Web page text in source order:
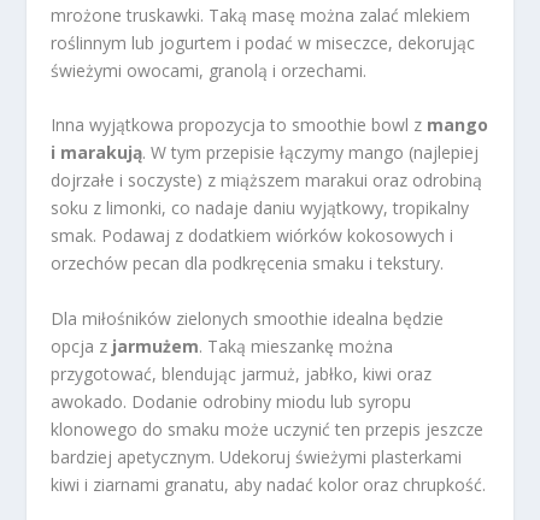
mrożone truskawki. Taką masę można zalać mlekiem
roślinnym lub jogurtem i podać w miseczce, dekorując
świeżymi owocami, granolą i orzechami.
Inna wyjątkowa propozycja to smoothie bowl z mango
i marakują. W tym przepisie łączymy mango (najlepiej
dojrzałe i soczyste) z miąższem marakui oraz odrobiną
soku z limonki, co nadaje daniu wyjątkowy, tropikalny
smak. Podawaj z dodatkiem wiórków kokosowych i
orzechów pecan dla podkręcenia smaku i tekstury.
Dla miłośników zielonych smoothie idealna będzie
opcja z jarmużem. Taką mieszankę można
przygotować, blendując jarmuż, jabłko, kiwi oraz
awokado. Dodanie odrobiny miodu lub syropu
klonowego do smaku może uczynić ten przepis jeszcze
bardziej apetycznym. Udekoruj świeżymi plasterkami
kiwi i ziarnami granatu, aby nadać kolor oraz chrupkość.